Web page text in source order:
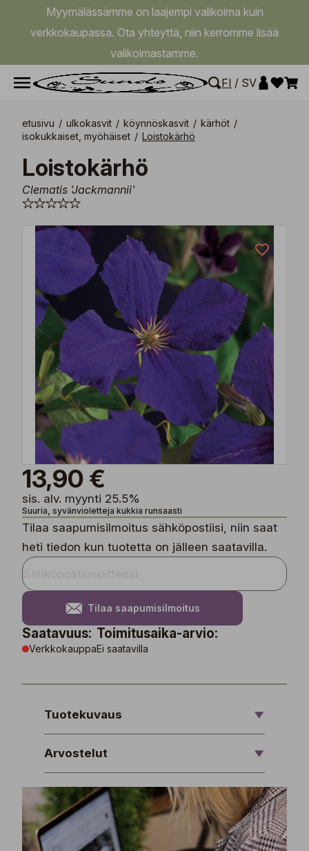
Myymälässämme on laajempi valikoima kuin
verkkokaupassa. Ota yhteyttä, niin kerromme lisää
valikoimastamme.
FI / SV
etusivu / ulkokasvit / köynnöskasvit / kärhöt /
isokukkaiset, myöhäiset / Loistokärhö
Loistokärhö
Clematis 'Jackmannii'
13,90 €
sis. alv. myynti 25.5%
Suuria, syvänvioletteja kukkia runsaasti
Tilaa saapumisilmoitus sähköpostiisi, niin saat
heti tiedon kun tuotetta on jälleen saatavilla.
Tilaa saapumisilmoitus
Saatavuus:
Verkkokauppa
Toimitusaika-arvio:
Ei saatavilla
Tuotekuvaus
Arvostelut